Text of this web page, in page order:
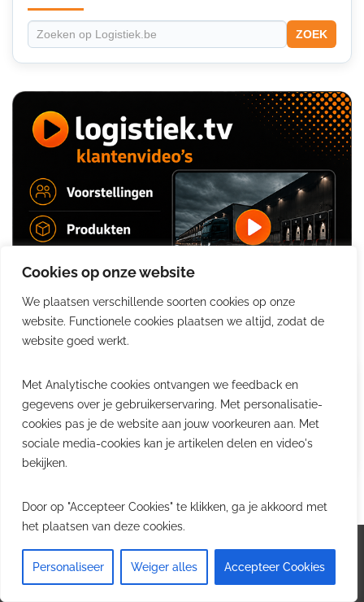
Cookies op onze website
We plaatsen verschillende soorten cookies op onze
website. Functionele cookies plaatsen we altijd, zodat de
website goed werkt.
Met Analytische cookies ontvangen we feedback en
gegevens over je gebruikerservaring. Met personalisatie-
cookies pas je de website aan jouw voorkeuren aan. Met
sociale media-cookies kan je artikelen delen en video's
bekijken.
Door op "Accepteer Cookies" te klikken, ga je akkoord met
het plaatsen van deze cookies.
Personaliseer Weiger alles Accepteer Cookies
ZOEK
Jobs
in logistiek, transport & supply
chain.
Bekijk jobs
Logistiek.be